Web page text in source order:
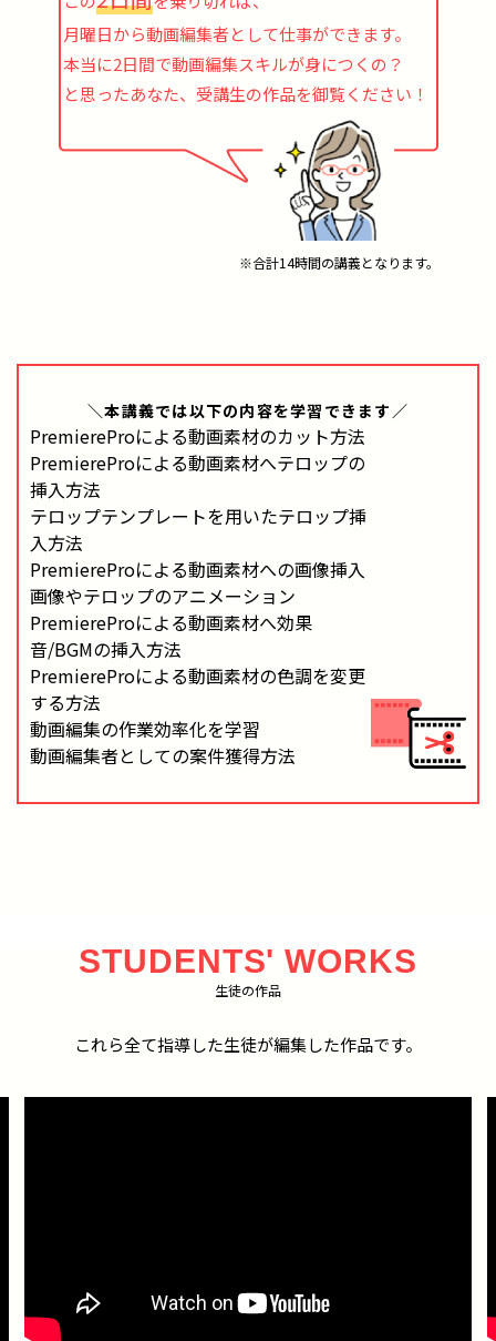
月曜日から動画編集者として仕事ができます。
本当に2日間で動画編集スキルが身につくの？
と思ったあなた、受講生の作品を御覧ください！
※合計14時間の講義となります。
＼本講義では以下の内容を学習できます／
PremiereProによる動画素材のカット方法
PremiereProによる動画素材へテロップの
挿入方法
テロップテンプレートを用いたテロップ挿
入方法
PremiereProによる動画素材への画像挿入
画像やテロップのアニメーション
PremiereProによる動画素材へ効果
音/BGMの挿入方法
PremiereProによる動画素材の色調を変更
する方法
動画編集の作業効率化を学習
動画編集者としての案件獲得方法
STUDENTS' WORKS
生徒の作品
これら全て指導した生徒が編集した作品です。